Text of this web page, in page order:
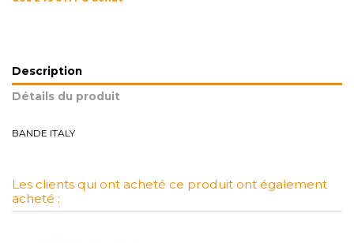
Description
Détails du produit
BANDE ITALY
Les clients qui ont acheté ce produit ont également
acheté :